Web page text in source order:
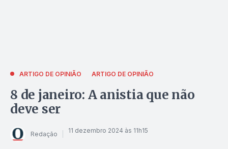
ARTIGO DE OPINIÃO ARTIGO DE OPINIÃO
8 de janeiro: A anistia que não
deve ser
Redação 11 dezembro 2024 às 11h15